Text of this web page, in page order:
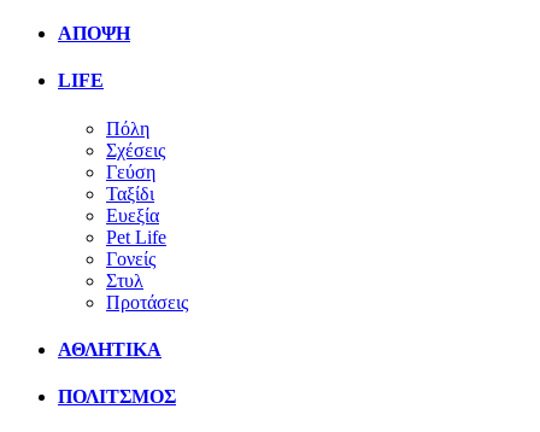
ΑΠΟΨΗ
LIFE
Πόλη
Σχέσεις
Γεύση
Ταξίδι
Ευεξία
Pet Life
Γονείς
Στυλ
Προτάσεις
ΑΘΛΗΤΙΚΑ
ΠΟΛΙΤΣΜΟΣ